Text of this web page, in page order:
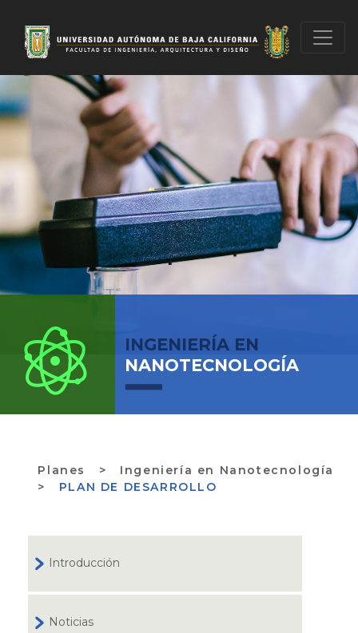
INGENIERÍA EN
NANOTECNOLOGÍA
Planes > Ingeniería en Nanotecnología
>
PLAN DE DESARROLLO
Introducción
Noticias